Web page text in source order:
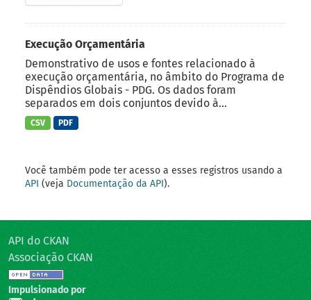
Execução Orçamentária
Demonstrativo de usos e fontes relacionado à
execução orçamentária, no âmbito do Programa de
Dispêndios Globais - PDG. Os dados foram
separados em dois conjuntos devido à...
CSV PDF
Você também pode ter acesso a esses registros usando a
API (veja Documentação da API).
API do CKAN
Associação CKAN
Impulsionado por